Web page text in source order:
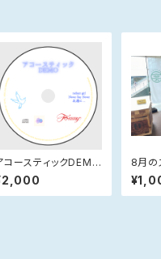
コースティックDEMO
セット
8月の